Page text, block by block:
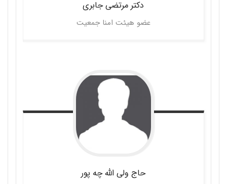
دکتر مرتضیجابری
عضو هیئت امنا جمعیت
حاج ولی اللهچه پور